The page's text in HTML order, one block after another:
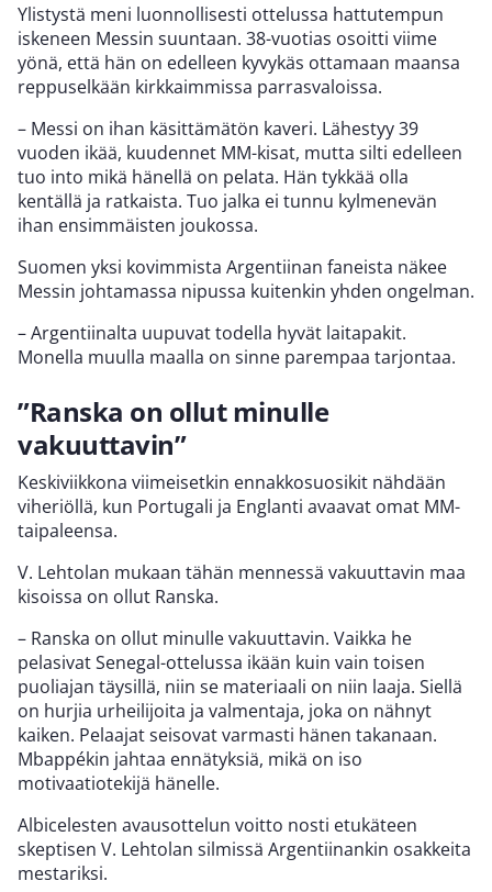
Ylistystä meni luonnollisesti ottelussa hattutempun
iskeneen Messin suuntaan. 38-vuotias osoitti viime
yönä, että hän on edelleen kyvykäs ottamaan maansa
reppuselkään kirkkaimmissa parrasvaloissa.
– Messi on ihan käsittämätön kaveri. Lähestyy 39
vuoden ikää, kuudennet MM-kisat, mutta silti edelleen
tuo into mikä hänellä on pelata. Hän tykkää olla
kentällä ja ratkaista. Tuo jalka ei tunnu kylmenevän
ihan ensimmäisten joukossa.
Suomen yksi kovimmista Argentiinan faneista näkee
Messin johtamassa nipussa kuitenkin yhden ongelman.
– Argentiinalta uupuvat todella hyvät laitapakit.
Monella muulla maalla on sinne parempaa tarjontaa.
”Ranska on ollut minulle
vakuuttavin”
Keskiviikkona viimeisetkin ennakkosuosikit nähdään
viheriöllä, kun Portugali ja Englanti avaavat omat MM-
taipaleensa.
V. Lehtolan mukaan tähän mennessä vakuuttavin maa
kisoissa on ollut Ranska.
– Ranska on ollut minulle vakuuttavin. Vaikka he
pelasivat Senegal-ottelussa ikään kuin vain toisen
puoliajan täysillä, niin se materiaali on niin laaja. Siellä
on hurjia urheilijoita ja valmentaja, joka on nähnyt
kaiken. Pelaajat seisovat varmasti hänen takanaan.
Mbappékin jahtaa ennätyksiä, mikä on iso
motivaatiotekijä hänelle.
Albicelesten avausottelun voitto nosti etukäteen
skeptisen V. Lehtolan silmissä Argentiinankin osakkeita
mestariksi.